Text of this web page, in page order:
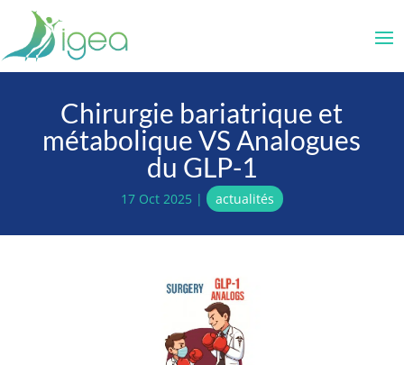
Chirurgie bariatrique et
métabolique VS Analogues
du GLP-1
17 Oct 2025 | actualités